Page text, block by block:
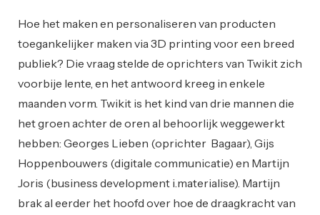
Hoe het maken en personaliseren van producten
toegankelijker maken via 3D printing voor een breed
publiek? Die vraag stelde de oprichters van Twikit zich
voorbije lente, en het antwoord kreeg in enkele
maanden vorm. Twikit is het kind van drie mannen die
het groen achter de oren al behoorlijk weggewerkt
hebben: Georges Lieben (oprichter Bagaar), Gijs
Hoppenbouwers (digitale communicatie) en Martijn
Joris (business development i.materialise). Martijn
brak al eerder het hoofd over hoe de draagkracht van